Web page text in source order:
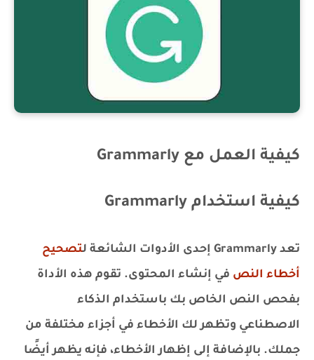
كيفية العمل مع Grammarly
كيفية استخدام Grammarly
تعد Grammarly إحدى الأدوات الشائعة ل
تصحيح
أخطاء النص في إنشاء المحتوى. تقوم هذه الأداة
بفحص النص الخاص بك باستخدام الذكاء
الاصطناعي وتظهر لك الأخطاء في أجزاء مختلفة من
جملك. بالإضافة إلى إظهار الأخطاء، فإنه يظهر أيضًا